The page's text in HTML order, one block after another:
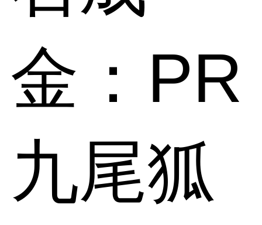
金：PR
九尾狐